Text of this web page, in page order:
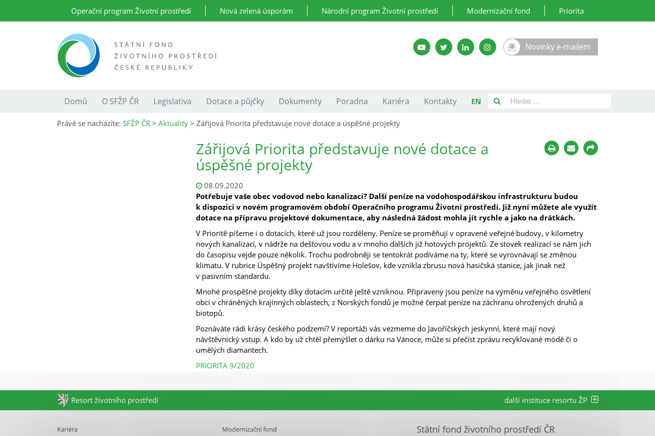
Operační program Životní prostředí Nová zelená úsporám Národní program Životní prostředí Modernizační fond Priorita
Novinky e-mailem
Domů O SFŽP ČR Legislativa Dotace a půjčky Dokumenty Poradna Kariéra Kontakty EN
Právě se nacházíte: SFŽP ČR > Aktuality > Zářijová Priorita představuje nové dotace a úspěšné projekty
Zářijová Priorita představuje nové dotace a
úspěšné projekty
08.09.2020
Potřebuje vaše obec vodovod nebo kanalizaci? Další peníze na vodohospodářskou infrastrukturu budou
k dispozici v novém programovém období Operačního programu Životní prostředí. Již nyní můžete ale využít
dotace na přípravu projektové dokumentace, aby následná žádost mohla jít rychle a jako na drátkách.
V Prioritě píšeme i o dotacích, které už jsou rozděleny. Peníze se proměňují v opravené veřejné budovy, v kilometry
nových kanalizací, v nádrže na dešťovou vodu a v mnoho dalších již hotových projektů. Ze stovek realizací se nám jich
do časopisu vejde pouze několik. Trochu podrobněji se tentokrát podíváme na ty, které se vyrovnávají se změnou
klimatu. V rubrice Úspěšný projekt navštívíme Holešov, kde vznikla zbrusu nová hasičská stanice, jak jinak než
v pasivním standardu.
Mnohé prospěšné projekty díky dotacím určitě ještě vzniknou. Připraveny jsou peníze na výměnu veřejného osvětlení
obcí v chráněných krajinných oblastech, z Norských fondů je možné čerpat peníze na záchranu ohrožených druhů a
biotopů.
Poznáváte rádi krásy českého podzemí? V reportáži vás vezmeme do Javoříčských jeskynní, které mají nový
návštěvnický vstup. A kdo by už chtěl přemýšlet o dárku na Vánoce, může si přečíst zprávu recyklované módě či o
umělých diamantech.
PRIORITA 9/2020
Resort životního prostředí další instituce resortu ŽP
Kariéra
Modernizační fond
Státní fond životního prostředí ČR